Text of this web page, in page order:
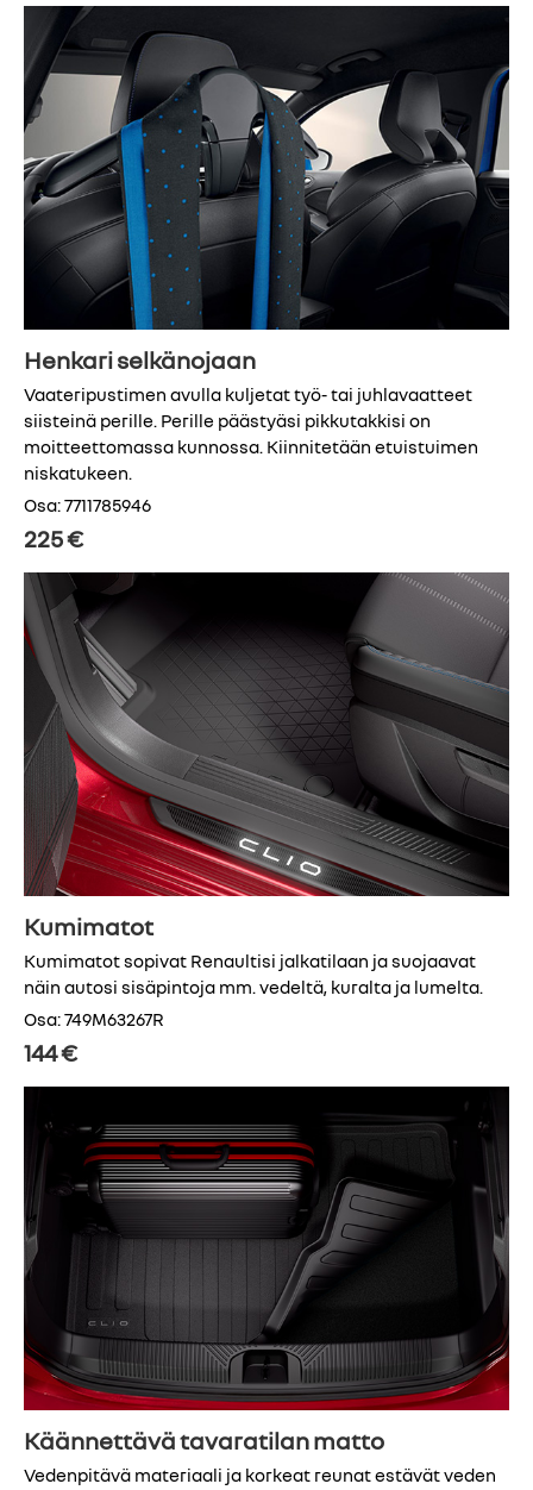
Henkari selkänojaan
Vaateripustimen avulla kuljetat työ- tai juhlavaatteet
siisteinä perille. Perille päästyäsi pikkutakkisi on
moitteettomassa kunnossa. Kiinnitetään etuistuimen
niskatukeen.
Osa: 7711785946
225 €
Kumimatot
Kumimatot sopivat Renaultisi jalkatilaan ja suojaavat
näin autosi sisäpintoja mm. vedeltä, kuralta ja lumelta.
Osa: 749M63267R
144 €
Käännettävä tavaratilan matto
Vedenpitävä materiaali ja korkeat reunat estävät veden